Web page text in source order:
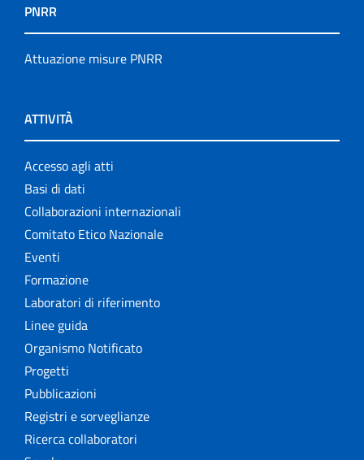
PNRR
Attuazione misure PNRR
ATTIVITÀ
Accesso agli atti
Basi di dati
Collaborazioni internazionali
Comitato Etico Nazionale
Eventi
Formazione
Laboratori di riferimento
Linee guida
Organismo Notificato
Progetti
Pubblicazioni
Registri e sorveglianze
Ricerca collaboratori